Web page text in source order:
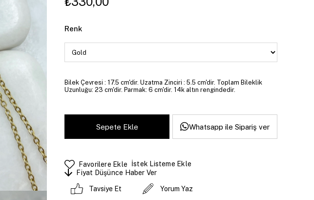
Renk
Bilek Çevresi : 17.5 cm'dir. Uzatma Zinciri : 5.5 cm'dir. Toplam Bileklik
Uzunluğu: 23 cm'dir. Parmak: 6 cm'dir. 14k altın rengindedir.
Whatsapp ile Sipariş ver
Favorilere Ekle
İstek Listeme Ekle
Fiyat Düşünce Haber Ver
Tavsiye Et Yorum Yaz